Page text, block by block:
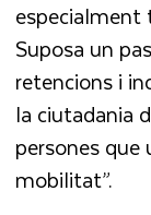
especialment
Suposa un
retencions i
la ciutadania
persones
mobilitat”.